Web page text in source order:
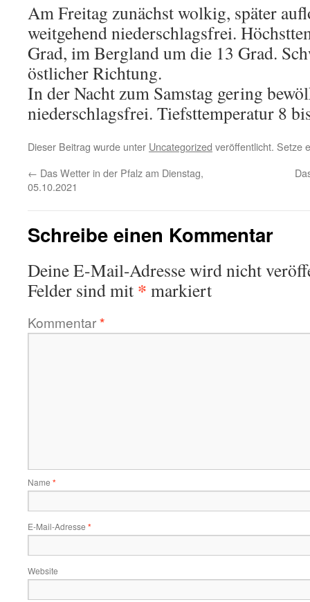
Am Freitag zunächst wolkig, später
weitgehend niederschlagsfrei.
Grad, im Bergland um die 13 Grad.
östlicher Richtung.
In der Nacht zum Samstag gering
niederschlagsfrei. Tiefsttemperatur 8
Dieser Beitrag wurde unter Uncategorized veröffentlicht. Setze
← Das Wetter in der Pfalz am Dienstag,
05.10.2021
Schreibe einen Kommentar
Deine E-Mail-Adresse wird nicht
Felder sind mit * markiert
Kommentar*
Name *
E-Mail-Adresse *
Website